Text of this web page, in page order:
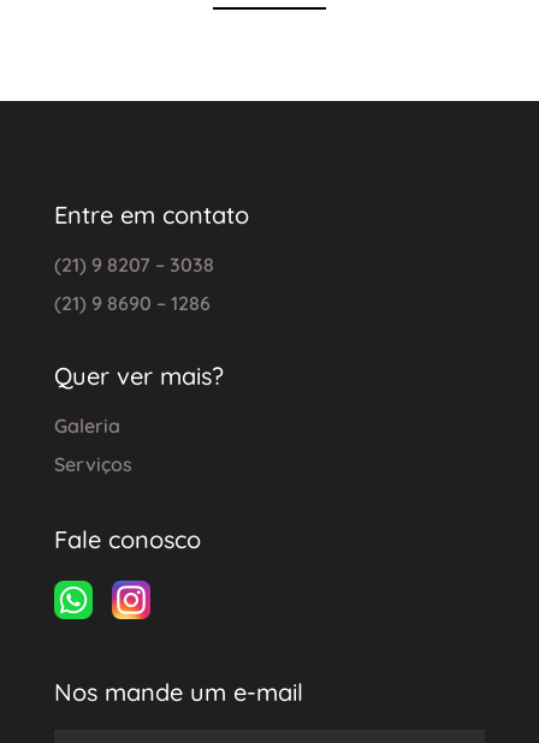
Entre em contato
(21) 9 8207 – 3038
(21) 9 8690 – 1286
Quer ver mais?
Galeria
Serviços
Fale conosco
Nos mande um e-mail